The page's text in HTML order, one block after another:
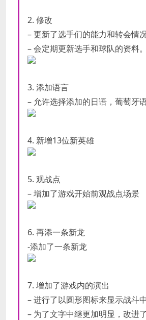
2. 修改
– 更新了选手们的能力和转会情况
– 会定期更新选手和球队的资料。
3. 添加语言
– 允许选择添加的日语，葡萄牙
4. 新增13位新英雄
5. 观战点
– 增加了游戏开始前观战点场景
6. 再添一条新龙
-添加了一条新龙
7. 增加了游戏内的演出
– 进行了以圆形图标来显示战斗
– 为了文字中继更加明显，改进